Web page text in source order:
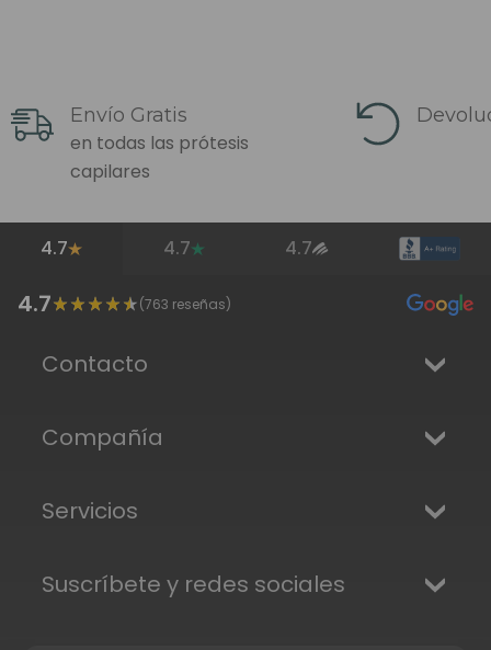
Envío Gratis
en todas las prótesis
capilares
4.7 4.7 4.7
4.7 (763 reseñas)
Contacto
Compañía
Servicios
Suscríbete y redes sociales